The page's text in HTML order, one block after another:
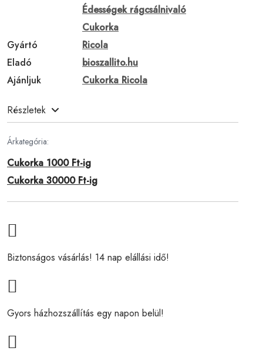
Édességek rágcsálnivaló
Cukorka
Gyártó
Ricola
Eladó
bioszallito.hu
Ajánljuk
Cukorka Ricola
Részletek
Árkategória:
Cukorka 1000 Ft-ig
Cukorka 30000 Ft-ig
Biztonságos vásárlás! 14 nap elállási idő!
Gyors házhozszállítás egy napon belül!